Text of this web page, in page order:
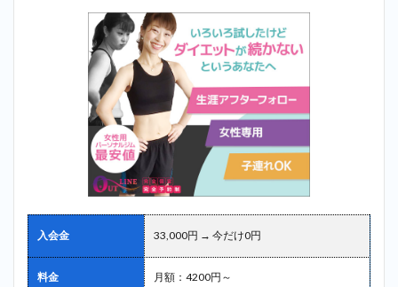
kompas）
＿平和島
9
位：ディ
ーハーツ
HEARTS）
＿平和島
10
位：パーム
（PALMS）
＿平和島
3
平和島で
探すならアウ
入会金 33,000円 → 今だけ0円
料金 月額：4200円～